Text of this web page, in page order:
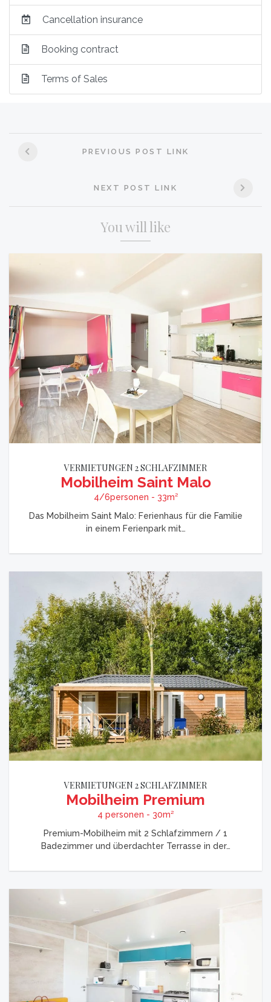
Cancellation insurance
Booking contract
Terms of Sales
navigation
PREVIOUS POST LINK
NEXT POST LINK
You will like
VERMIETUNGEN 2 SCHLAFZIMMER
Mobilheim Saint Malo
4/6personen - 33m²
Das Mobilheim Saint Malo: Ferienhaus für die Familie
in einem Ferienpark mit…
VERMIETUNGEN 2 SCHLAFZIMMER
Mobilheim Premium
4 personen - 30m²
Premium-Mobilheim mit 2 Schlafzimmern / 1
Badezimmer und überdachter Terrasse in der…